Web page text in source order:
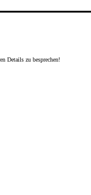
Details zu besprechen!